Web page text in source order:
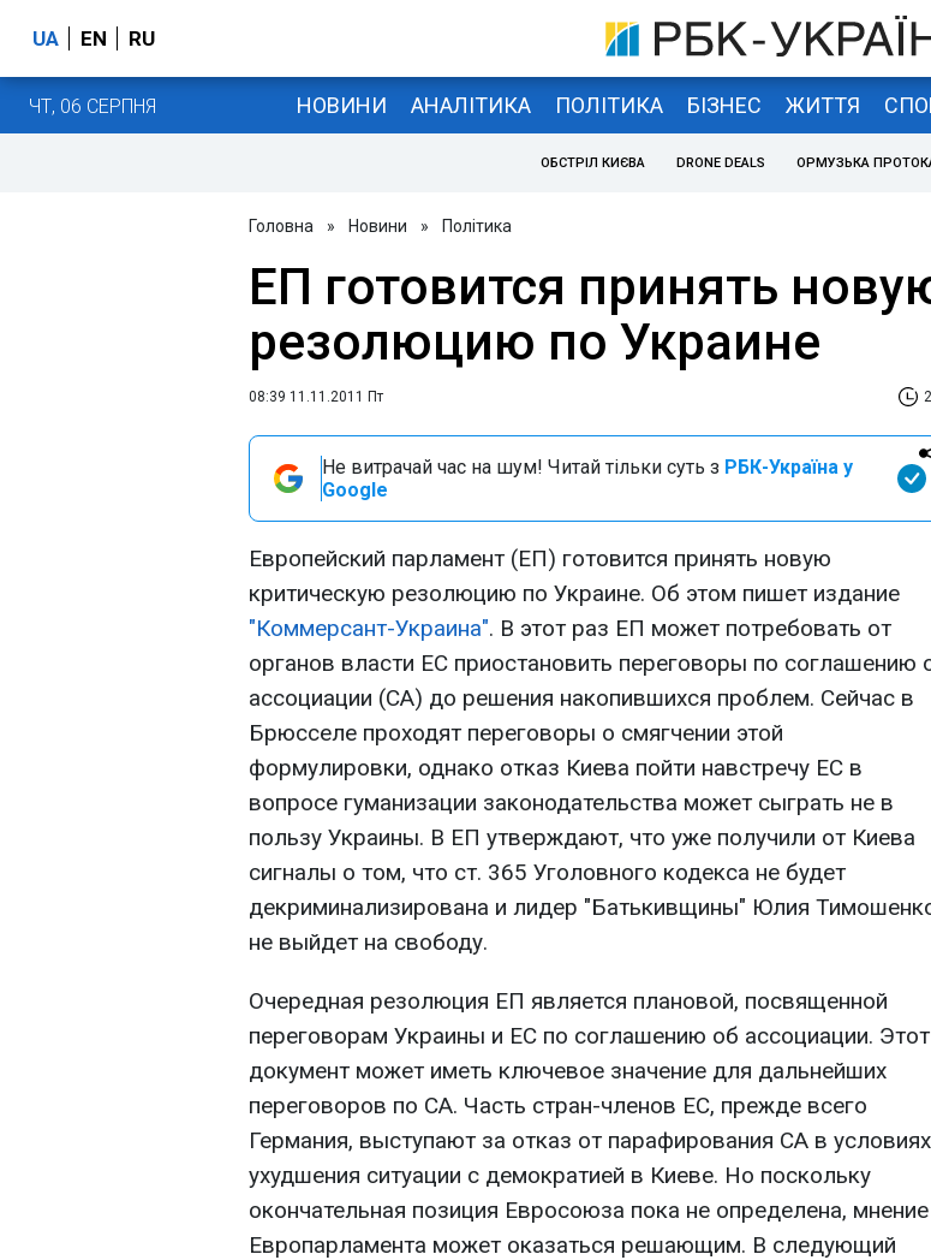
UA EN RU
ЧТ, 06 СЕРПНЯ НОВИНИ АНАЛІТИКА ПОЛІТИКА БІЗНЕС ЖИТТЯ
ОБСТРІЛ КИЄВА DRONE DEALS ОРМУЗЬКА
Головна » Новини » Політика
ЕП готовится принять
резолюцию по Украине
08:39 11.11.2011 Пт
Не витрачай час на шум! Читай тільки суть з РБК-Україна у
Google
Европейский парламент (ЕП) готовится принять новую
критическую резолюцию по Украине. Об этом пишет издание
"Коммерсант-Украина". В этот раз ЕП может потребовать от
органов власти ЕС приостановить переговоры по соглашению
ассоциации (СА) до решения накопившихся проблем. Сейчас в
Брюсселе проходят переговоры о смягчении этой
формулировки, однако отказ Киева пойти навстречу ЕС в
вопросе гуманизации законодательства может сыграть не в
пользу Украины. В ЕП утверждают, что уже получили от Киева
сигналы о том, что ст. 365 Уголовного кодекса не будет
декриминализирована и лидер "Батькивщины" Юлия
не выйдет на свободу.
Очередная резолюция ЕП является плановой, посвященной
переговорам Украины и ЕС по соглашению об ассоциации. Этот
документ может иметь ключевое значение для дальнейших
переговоров по СА. Часть стран-членов ЕС, прежде всего
Германия, выступают за отказ от парафирования СА в условиях
ухудшения ситуации с демократией в Киеве. Но поскольку
окончательная позиция Евросоюза пока не определена, мнение
Европарламента может оказаться решающим. В следующий